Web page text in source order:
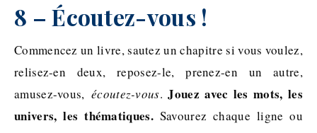
8 – Écoutez-vous !
Commencez un livre, sautez un chapitre si vous voulez,
relisez-en deux, reposez-le, prenez-en un autre,
amusez-vous,écoutez-vous.Jouez avec les mots, les
univers, les thématiques.Savourez chaque ligne ou